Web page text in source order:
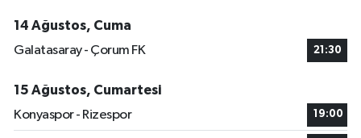
14 Ağustos, Cuma
Galatasaray - Çorum FK
21:30
15 Ağustos, Cumartesi
Konyaspor - Rizespor
19:00